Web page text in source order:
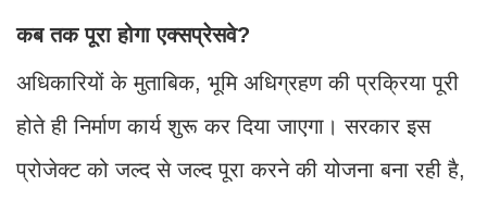
कब तक पूरा होगा एक्सप्रेसवे?
अधिकारियों के मुताबिक, भूमि अधिग्रहण की प्रक्रिया पूरी
होते ही निर्माण कार्य शुरू कर दिया जाएगा। सरकार इस
प्रोजेक्ट को जल्द से जल्द पूरा करने की योजना बना रही है,